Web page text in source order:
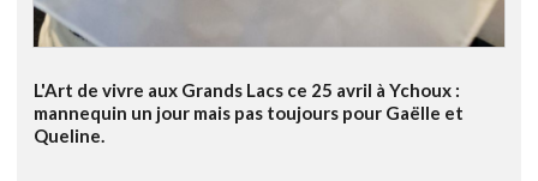
L'Art de vivre aux Grands Lacs ce 25 avril à Ychoux :
mannequin un jour mais pas toujours pour Gaëlle et
Queline.